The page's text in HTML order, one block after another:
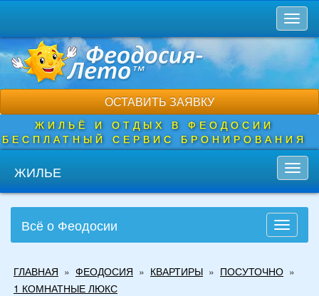
основному
содержанию
ОСТАВИТЬ ЗАЯВКУ
ЖИЛЬЁ И ОТДЫХ В ФЕОДОСИИ
БЕСПЛАТНЫЙ СЕРВИС БРОНИРОВАНИЯ
ЖИЛЬЕ
Toggle
Всё о Феодосии
здесь
ГЛАВНАЯ » ФЕОДОСИЯ » КВАРТИРЫ » ПОСУТОЧНО »
1 КОМНАТНЫЕ ЛЮКС